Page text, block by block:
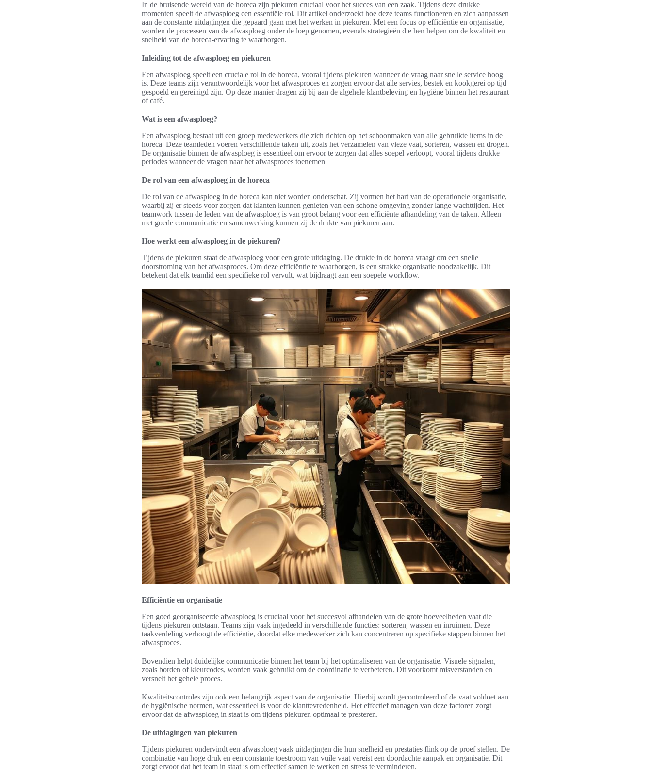
In de bruisende wereld van de horeca zijn piekuren cruciaal voor het succes van een zaak. Tijdens deze drukke
momenten speelt de afwasploeg een essentiële rol. Dit artikel onderzoekt hoe deze teams functioneren en zich aanpassen
aan de constante uitdagingen die gepaard gaan met het werken in piekuren. Met een focus op efficiëntie en organisatie,
worden de processen van de afwasploeg onder de loep genomen, evenals strategieën die hen helpen om de kwaliteit en
snelheid van de horeca-ervaring te waarborgen.
Inleiding tot de afwasploeg en piekuren
Een afwasploeg speelt een cruciale rol in de horeca, vooral tijdens piekuren wanneer de vraag naar snelle service hoog
is. Deze teams zijn verantwoordelijk voor het afwasproces en zorgen ervoor dat alle servies, bestek en kookgerei op tijd
gespoeld en gereinigd zijn. Op deze manier dragen zij bij aan de algehele klantbeleving en hygiëne binnen het restaurant
of café.
Wat is een afwasploeg?
Een afwasploeg bestaat uit een groep medewerkers die zich richten op het schoonmaken van alle gebruikte items in de
horeca. Deze teamleden voeren verschillende taken uit, zoals het verzamelen van vieze vaat, sorteren, wassen en drogen.
De organisatie binnen de afwasploeg is essentieel om ervoor te zorgen dat alles soepel verloopt, vooral tijdens drukke
periodes wanneer de vragen naar het afwasproces toenemen.
De rol van een afwasploeg in de horeca
De rol van de afwasploeg in de horeca kan niet worden onderschat. Zij vormen het hart van de operationele organisatie,
waarbij zij er steeds voor zorgen dat klanten kunnen genieten van een schone omgeving zonder lange wachttijden. Het
teamwork tussen de leden van de afwasploeg is van groot belang voor een efficiënte afhandeling van de taken. Alleen
met goede communicatie en samenwerking kunnen zij de drukte van piekuren aan.
Hoe werkt een afwasploeg in de piekuren?
Tijdens de piekuren staat de afwasploeg voor een grote uitdaging. De drukte in de horeca vraagt om een snelle
doorstroming van het afwasproces. Om deze efficiëntie te waarborgen, is een strakke organisatie noodzakelijk. Dit
betekent dat elk teamlid een specifieke rol vervult, wat bijdraagt aan een soepele workflow.
Efficiëntie en organisatie
Een goed georganiseerde afwasploeg is cruciaal voor het succesvol afhandelen van de grote hoeveelheden vaat die
tijdens piekuren ontstaan. Teams zijn vaak ingedeeld in verschillende functies: sorteren, wassen en inruimen. Deze
taakverdeling verhoogt de efficiëntie, doordat elke medewerker zich kan concentreren op specifieke stappen binnen het
afwasproces.
Bovendien helpt duidelijke communicatie binnen het team bij het optimaliseren van de organisatie. Visuele signalen,
zoals borden of kleurcodes, worden vaak gebruikt om de coördinatie te verbeteren. Dit voorkomt misverstanden en
versnelt het gehele proces.
Kwaliteitscontroles zijn ook een belangrijk aspect van de organisatie. Hierbij wordt gecontroleerd of de vaat voldoet aan
de hygiënische normen, wat essentieel is voor de klanttevredenheid. Het effectief managen van deze factoren zorgt
ervoor dat de afwasploeg in staat is om tijdens piekuren optimaal te presteren.
De uitdagingen van piekuren
Tijdens piekuren ondervindt een afwasploeg vaak uitdagingen die hun snelheid en prestaties flink op de proef stellen. De
combinatie van hoge druk en een constante toestroom van vuile vaat vereist een doordachte aanpak en organisatie. Dit
zorgt ervoor dat het team in staat is om effectief samen te werken en stress te verminderen.